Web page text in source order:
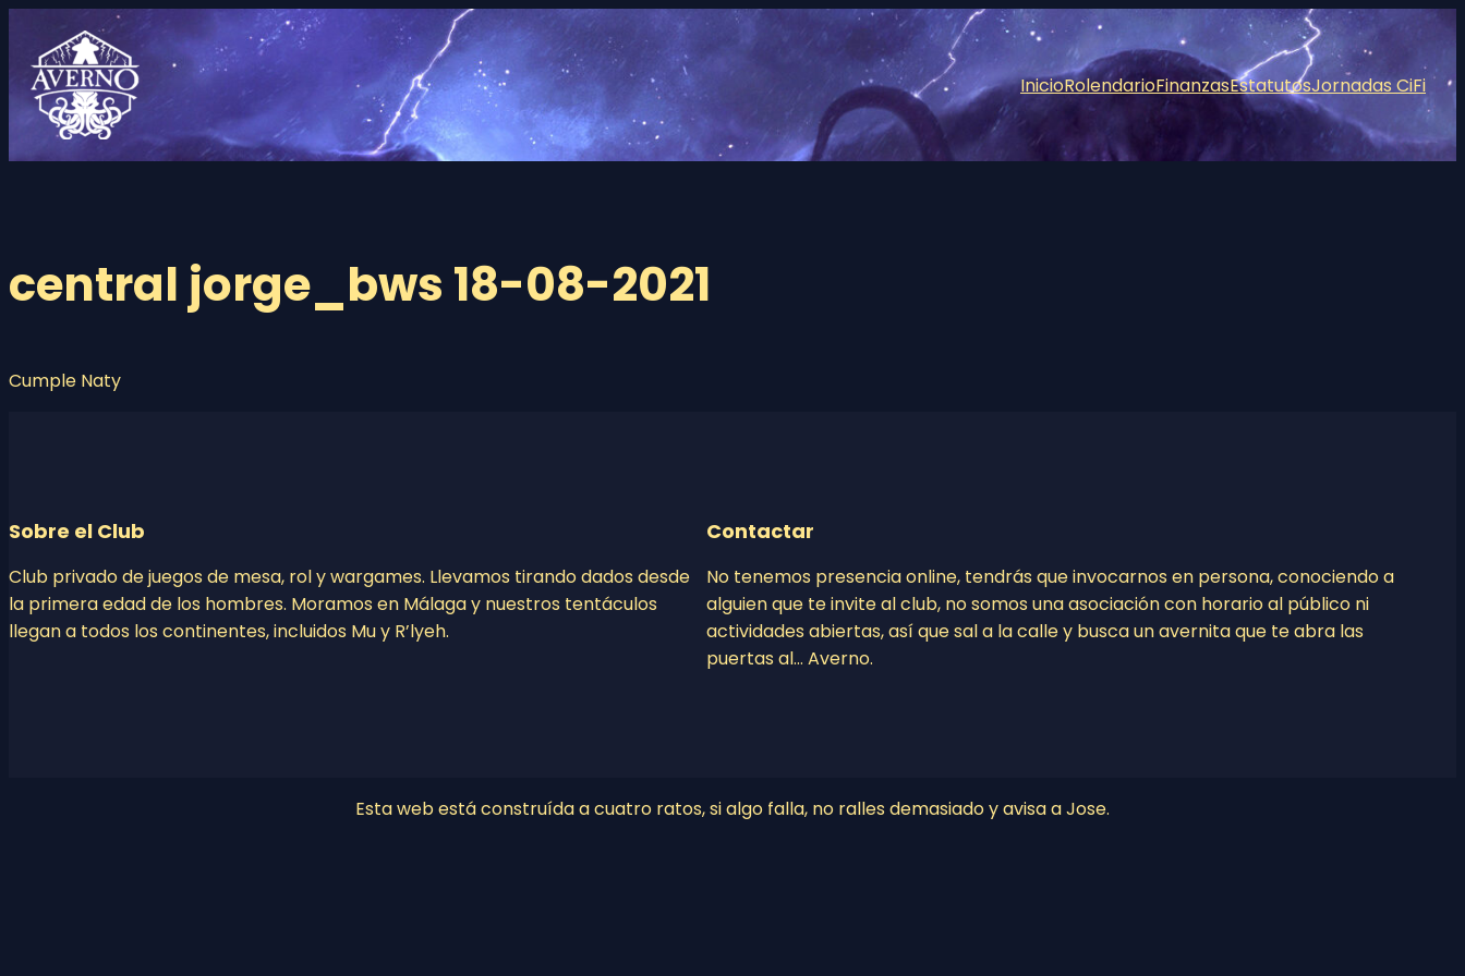
contenido
InicioRolendarioFinanzasEstatutosJornadas CiFi
central jorge_bws 18-08-2021
Cumple Naty
Sobre el Club
Club privado de juegos de mesa, rol y wargames. Llevamos tirando dados desde
la primera edad de los hombres. Moramos en Málaga y nuestros tentáculos
llegan a todos los continentes, incluidos Mu y R’lyeh.
Contactar
No tenemos presencia online, tendrás que invocarnos en persona, conociendo a
alguien que te invite al club, no somos una asociación con horario al público ni
actividades abiertas, así que sal a la calle y busca un avernita que te abra las
puertas al… Averno.
Esta web está construída a cuatro ratos, si algo falla, no ralles demasiado y avisa a Jose.